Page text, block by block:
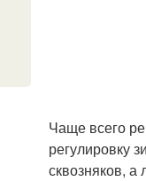
Чаще всего
регулировку
сквозняков,